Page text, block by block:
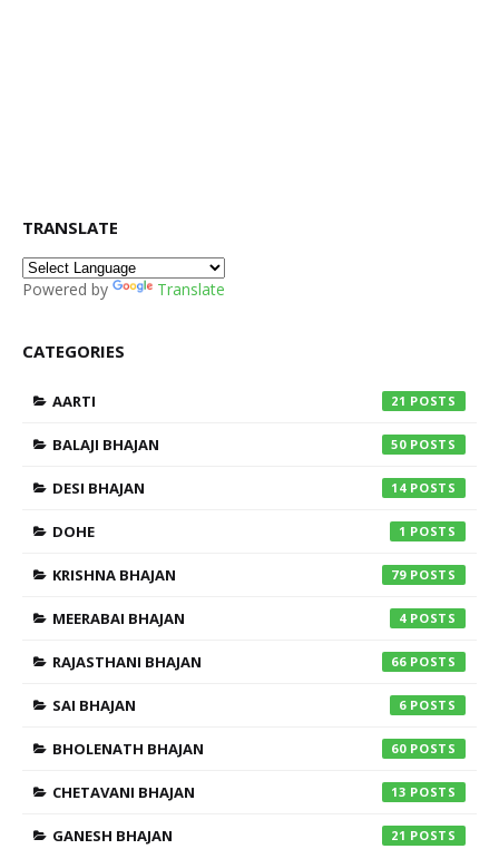
TRANSLATE
Powered by Translate
CATEGORIES
AARTI 21
BALAJI BHAJAN 50
DESI BHAJAN 14
DOHE 1
KRISHNA BHAJAN 79
MEERABAI BHAJAN 4
RAJASTHANI BHAJAN 66
SAI BHAJAN 6
BHOLENATH BHAJAN 60
CHETAVANI BHAJAN 13
GANESH BHAJAN 21